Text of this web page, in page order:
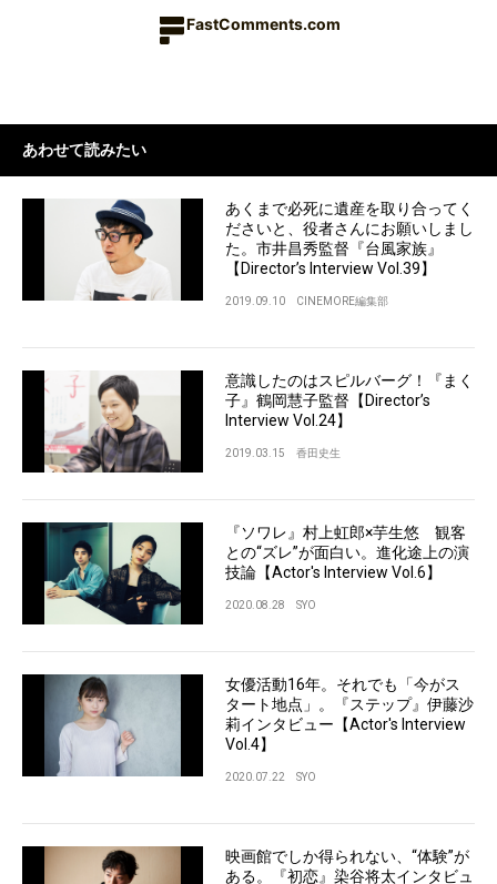
FastComments.com
あわせて読みたい
あくまで必死に遺産を取り合ってく
ださいと、役者さんにお願いしまし
た。市井昌秀監督『台風家族』
【Director’s Interview Vol.39】
2019.09.10 CINEMORE編集部
意識したのはスピルバーグ！『まく
子』鶴岡慧子監督【Director’s
Interview Vol.24】
2019.03.15 香田史生
『ソワレ』村上虹郎×芋生悠 観客
との“ズレ”が面白い。進化途上の演
技論【Actor's Interview Vol.6】
2020.08.28 SYO
女優活動16年。それでも「今がス
タート地点」。『ステップ』伊藤沙
莉インタビュー【Actor's Interview
Vol.4】
2020.07.22 SYO
映画館でしか得られない、“体験”が
ある。『初恋』染谷将太インタビュ